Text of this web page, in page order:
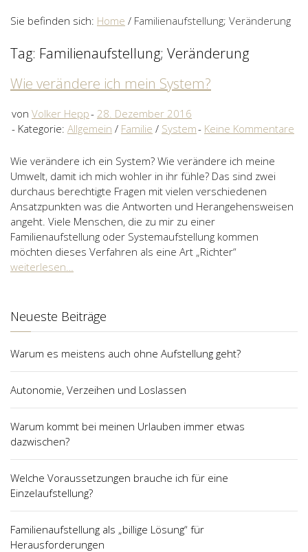
Sie befinden sich: Home / Familienaufstellung; Veränderung
Tag: Familienaufstellung; Veränderung
Wie verändere ich mein System?
von Volker Hepp 28. Dezember 2016
Kategorie: Allgemein / Familie / System Keine Kommentare
Wie verändere ich ein System? Wie verändere ich meine
Umwelt, damit ich mich wohler in ihr fühle? Das sind zwei
durchaus berechtigte Fragen mit vielen verschiedenen
Ansatzpunkten was die Antworten und Herangehensweisen
angeht. Viele Menschen, die zu mir zu einer
Familienaufstellung oder Systemaufstellung kommen
möchten dieses Verfahren als eine Art „Richter“
weiterlesen…
Neueste Beiträge
Warum es meistens auch ohne Aufstellung geht?
Autonomie, Verzeihen und Loslassen
Warum kommt bei meinen Urlauben immer etwas
dazwischen?
Welche Voraussetzungen brauche ich für eine
Einzelaufstellung?
Familienaufstellung als „billige Lösung“ für
Herausforderungen